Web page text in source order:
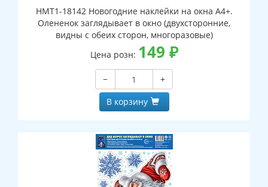
НМТ1-18142 Новогодние наклейки на окна А4+.
Олененок заглядывает в окно (двухсторонние,
видны с обеих сторон, многоразовые)
Цена розн: 149 ₽
−
+
В корзину